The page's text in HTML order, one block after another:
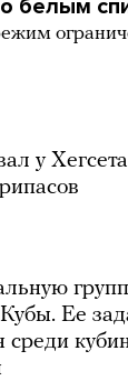
белым
у
Ее
среди